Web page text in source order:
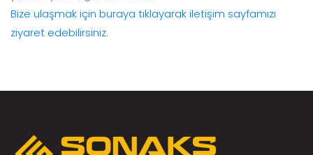
Bize ulaşmak için buraya tıklayarak iletişim sayfamızı
ziyaret edebilirsiniz.